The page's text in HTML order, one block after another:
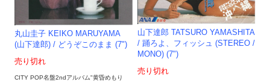
丸山圭子 KEIKO MARUYAMA
(山下達郎) / どうぞこのまま (7")
売り切れ
CITY POP名盤2ndアルバム"黄昏めもり
山下達郎 TATSURO YAMASHITA
/ 踊ろよ、フィッシュ (STEREO /
MONO) (7")
売り切れ